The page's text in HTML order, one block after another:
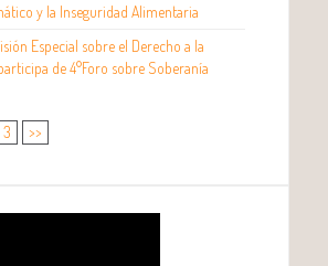
y la Inseguridad Alimentaria
Especial sobre el Derecho a la
de 4°Foro sobre Soberanía
3 >>